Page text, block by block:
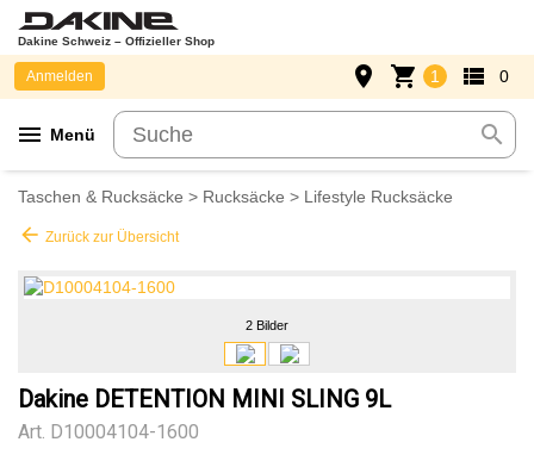
Dakine Schweiz – Offizieller Shop
menu Menü search
Anmelden place shopping_cart 1 view_list 0
Taschen & Rucksäcke > Rucksäcke > Lifestyle Rucksäcke
arrow_back Zurück zur Übersicht
2 Bilder
Dakine DETENTION MINI SLING 9L
Art. D10004104-1600